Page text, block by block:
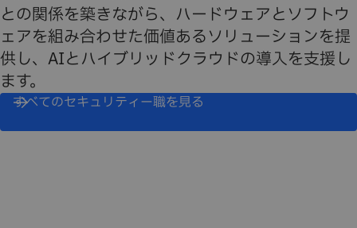
との関係を築きながら、ハードウェアとソフトウ
ェアを組み合わせた価値あるソリューションを提
供し、AIとハイブリッドクラウドの導入を支援し
ます。
すべてのセキュリティー職を見る